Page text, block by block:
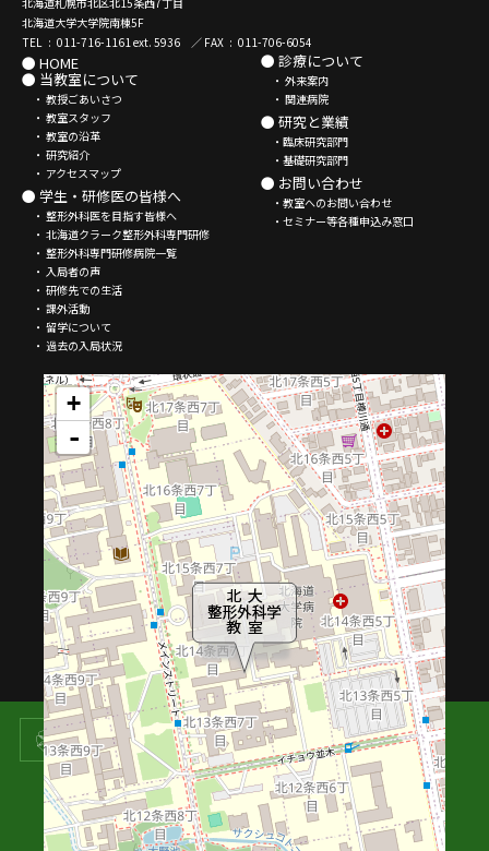
北海道大学大学院南棟5F
TEL : 011-716-1161 ext. 5936 ／ FAX : 011-706-6054
● HOME
● 当教室について
・ 教授ごあいさつ
・ 教室スタッフ
・ 教室の沿革
・ 研究紹介
・ アクセスマップ
● 学生・研修医の皆様へ
・ 整形外科医を目指す皆様へ
・ 北海道クラーク整形外科専門研修
・ 整形外科専門研修病院一覧
・ 入局者の声
・ 研修先での生活
・ 課外活動
・ 留学について
・ 過去の入局状況
● 診療について
・ 外来案内
・ 関連病院
● 研究と業績
・臨床研究部門
・基礎研究部門
● お問い合わせ
・教室へのお問い合わせ
・セミナー等各種申込み窓口
北海道大学 北海道大学病院